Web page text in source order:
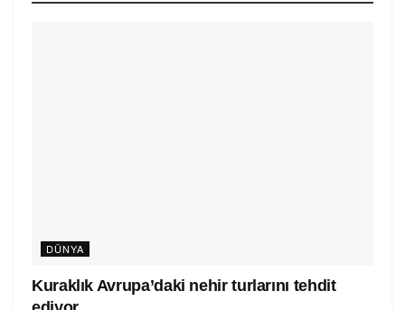
DÜNYA
Kuraklık Avrupa’daki nehir turlarını tehdit